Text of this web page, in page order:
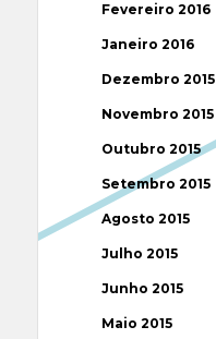
Fevereiro 2016
Janeiro 2016
Dezembro 2015
Novembro 2015
Outubro 2015
Setembro 2015
Agosto 2015
Julho 2015
Junho 2015
Maio 2015